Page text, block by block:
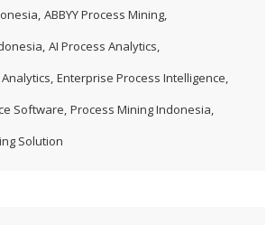
, ABBYY Process Mining,
, AI Process Analytics,
, Enterprise Process Intelligence,
Software, Process Mining Indonesia,
Solution